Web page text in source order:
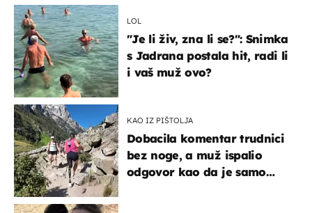
LOL
"Je li živ, zna li se?": Snimka
s Jadrana postala hit, radi li
i vaš muž ovo?
KAO IZ PIŠTOLJA
Dobacila komentar trudnici
bez noge, a muž ispalio
odgovor kao da je samo